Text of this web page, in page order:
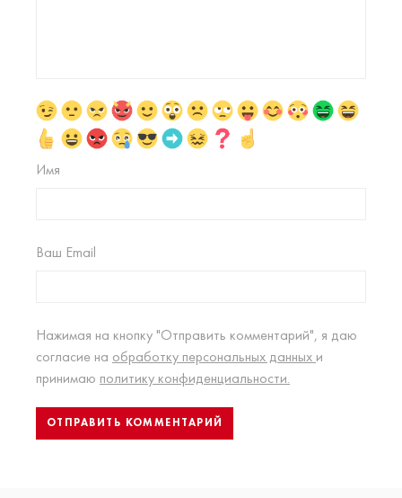
Имя
Ваш Email
Нажимая на кнопку "Отправить комментарий", я даю
согласие на обработку персональных данных и
принимаю политику конфиденциальности.